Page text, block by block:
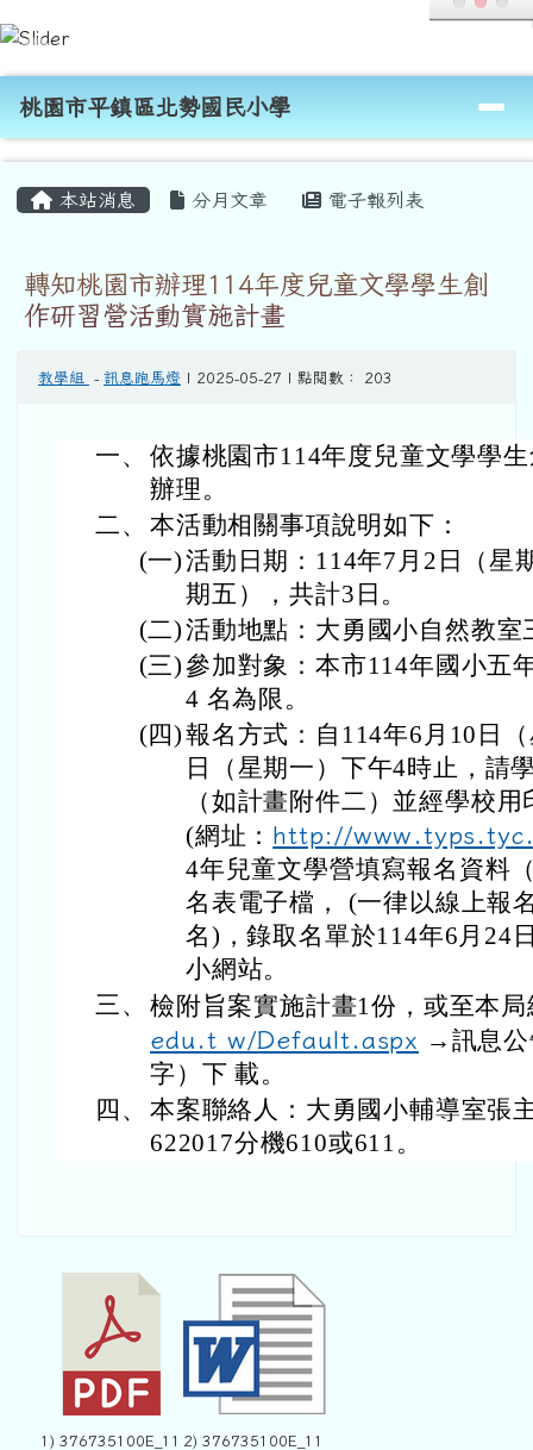
跳至主內容區
桃園市平鎮區北勢國民小學
導覽列
桃園市平鎮區北勢國民小學
本站消息 分月文章 電子報列表
轉知桃園市辦理114年度兒童文學學生創
作研習營活動實施計畫
教學組 - 訊息跑馬燈 | 2025-05-27 | 點閱數： 203
一、 依據桃園市114年度兒童文學學
辦理。
二、 本活動相關事項說明如下：
(一)活動日期：114年7月2日（星
期五），共計3日。
(二)活動地點：大勇國小自然教室
(三)參加對象：本市114年國小五
4 名為限。
(四)報名方式：自114年6月10日
日（星期一）下午4時止，請
（如計畫附件二）並經學校
(網址： http://
4年兒童文學營填寫報名資料
名表電子檔， (一律以線上報
名)，錄取名單於114年6月24
小網站。
三、 檢附旨案實施計畫1份，或至本
edu.t w/Default.aspx →訊息
字）下 載。
四、 本案聯絡人：大勇國小輔導室張
622017分機610或611。
1) 376735100E_11 2) 376735100E_11